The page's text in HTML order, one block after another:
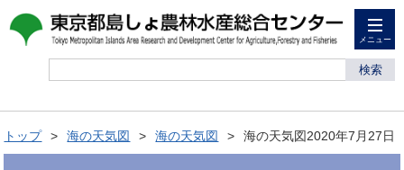
メニュー
検索
トップ 海の天気図 海の天気図 海の天気図2020年7月27日